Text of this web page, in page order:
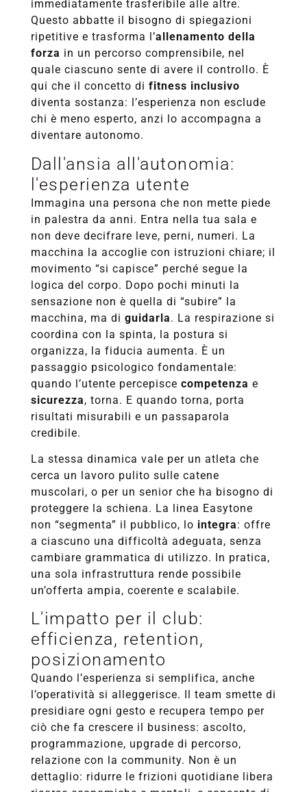
immediatamente trasferibile alle altre.
Questo abbatte il bisogno di spiegazioni
ripetitive e trasforma l’allenamento della
forza in un percorso comprensibile, nel
quale ciascuno sente di avere il controllo. È
qui che il concetto di fitness inclusivo
diventa sostanza: l’esperienza non esclude
chi è meno esperto, anzi lo accompagna a
diventare autonomo.
Dall'ansia all'autonomia:
l'esperienza utente
Immagina una persona che non mette piede
in palestra da anni. Entra nella tua sala e
non deve decifrare leve, perni, numeri. La
macchina la accoglie con istruzioni chiare; il
movimento “si capisce” perché segue la
logica del corpo. Dopo pochi minuti la
sensazione non è quella di “subire” la
macchina, ma di guidarla. La respirazione si
coordina con la spinta, la postura si
organizza, la fiducia aumenta. È un
passaggio psicologico fondamentale:
quando l’utente percepisce competenza e
sicurezza, torna. E quando torna, porta
risultati misurabili e un passaparola
credibile.
La stessa dinamica vale per un atleta che
cerca un lavoro pulito sulle catene
muscolari, o per un senior che ha bisogno di
proteggere la schiena. La linea Easytone
non “segmenta” il pubblico, lo integra: offre
a ciascuno una difficoltà adeguata, senza
cambiare grammatica di utilizzo. In pratica,
una sola infrastruttura rende possibile
un’offerta ampia, coerente e scalabile.
L'impatto per il club:
efficienza, retention,
posizionamento
Quando l’esperienza si semplifica, anche
l’operatività si alleggerisce. Il team smette di
presidiare ogni gesto e recupera tempo per
ciò che fa crescere il business: ascolto,
programmazione, upgrade di percorso,
relazione con la community. Non è un
dettaglio: ridurre le frizioni quotidiane libera